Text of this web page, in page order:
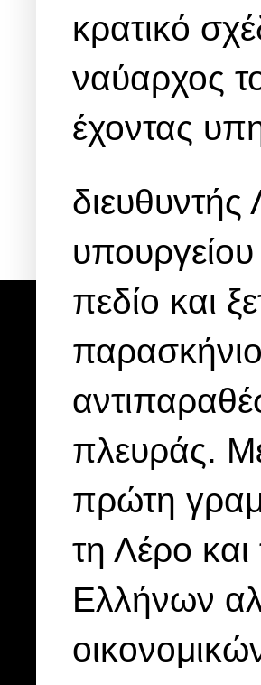
κρατικό
ναύαρχος
έχοντας
διευθυντής
υπουργείου
πεδίο και
πλευράς.
πρώτη
τη Λέρο και
Ελλήνων